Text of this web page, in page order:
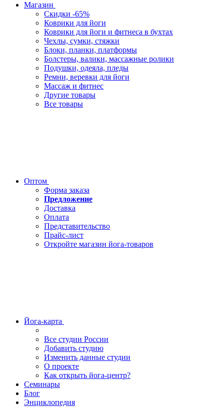
Магазин
Скидки -65%
Коврики для йоги
Коврики для йоги и фитнеса в бухтах
Чехлы, сумки, стяжки
Блоки, планки, платформы
Болстеры, валики, массажные ролики
Подушки, одеяла, пледы
Ремни, веревки для йоги
Массаж и фитнес
Другие товары
Все товары
Оптом
Форма заказа
Предложение
Доставка
Оплата
Представительство
Прайс-лист
Откройте магазин йога-товаров
Йога-карта
Все студии России
Добавить студию
Изменить данные студии
О проекте
Как открыть йога-центр?
Семинары
Блог
Энциклопедия